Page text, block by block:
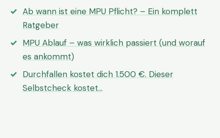
Ab wann ist eine MPU Pflicht? – Ein komplett
Ratgeber
MPU Ablauf – was wirklich passiert (und worauf
es ankommt)
Durchfallen kostet dich 1.500 €. Dieser
Selbstcheck kostet…